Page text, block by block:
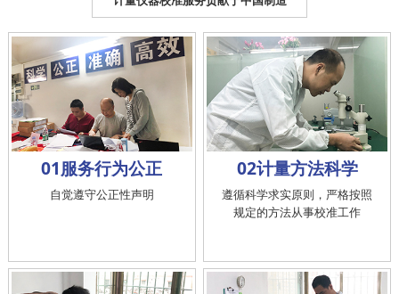
01服务行为公正
自觉遵守公正性声明
02计量方法科学
遵循科学求实原则，严格按照
规定的方法从事校准工作